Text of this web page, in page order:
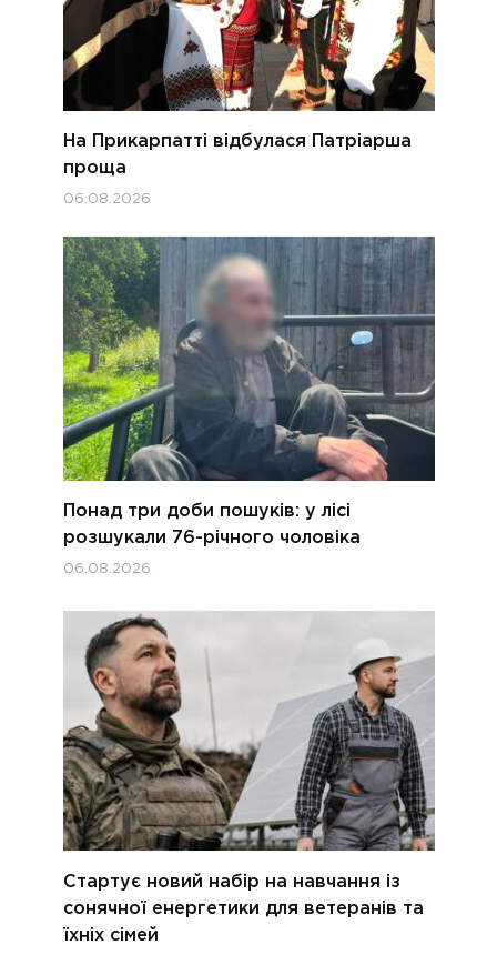
На Прикарпатті відбулася Патріарша
проща
06.08.2026
Понад три доби пошуків: у лісі
розшукали 76-річного чоловіка
06.08.2026
Стартує новий набір на навчання із
сонячної енергетики для ветеранів та
їхніх сімей